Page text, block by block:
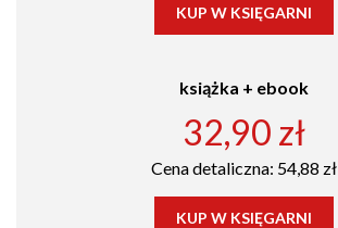
KUP W KSIĘGARNI
książka + ebook
32,90 zł
Cena detaliczna: 54,88 zł
KUP W KSIĘGARNI